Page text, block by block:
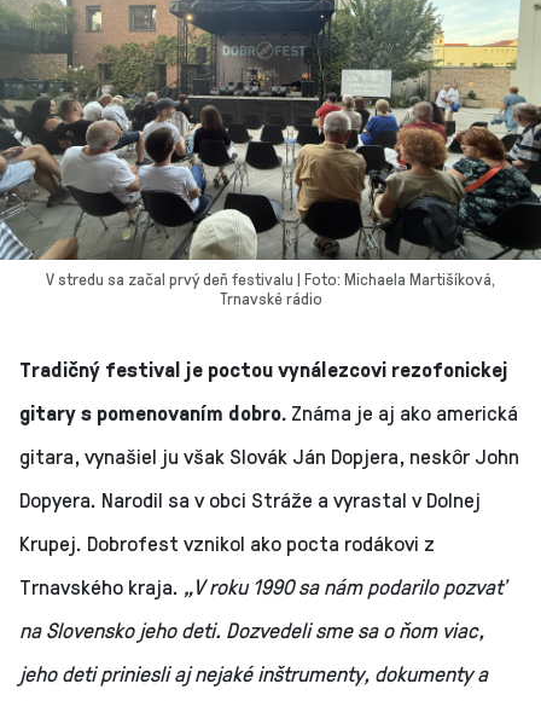
V stredu sa začal prvý deň festivalu | Foto: Michaela Martišíková,
Trnavské rádio
Tradičný festival je poctou vynálezcovi rezofonickej
gitary s pomenovaním dobro. Známa je aj ako americká
gitara, vynašiel ju však Slovák Ján Dopjera, neskôr John
Dopyera. Narodil sa v obci Stráže a vyrastal v Dolnej
Krupej. Dobrofest vznikol ako pocta rodákovi z
Trnavského kraja. „V roku 1990 sa nám podarilo pozvať
na Slovensko jeho deti. Dozvedeli sme sa o ňom viac,
jeho deti priniesli aj nejaké inštrumenty, dokumenty a